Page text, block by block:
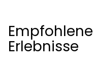
Erlebnisse